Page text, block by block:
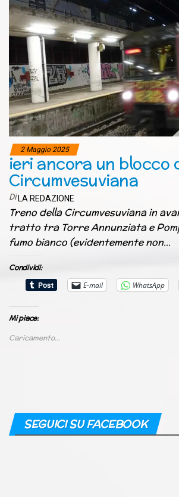
2 Maggio 2025
ieri ancora un blocco
Circumvesuviana
Di LA REDAZIONE
Treno della Circumvesuviana in
tratto tra Torre Annunziata e
fumo bianco (evidentemente non…
Condividi:
E-mail
WhatsApp
Mi piace:
Caricamento...
SEGUICI SU FACEBOOK